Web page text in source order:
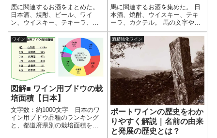
鹿に関連するお酒をまとめた。
日本酒、焼酎、ビール、ワイ
ン、ウイスキー、テキーラ、リ
キュール。 鹿を名前やラベルに
使っている銘柄はとても多い。
凛々しく、神秘性を感じるその
姿に見とれて飲むお酒は格別で
あろう。
馬に関連するお酒を集めた。 日
本酒、焼酎、ウイスキー、テキ
ーラ、カクテル。 馬の文字や描
かれたイラストを眺めながら、
馬とお酒の関係に想いを巡らせ
るのも楽しいだろう。馬好きに
はたまらない時間を過ごそう。
ワイン
図解■ ワイン用ブドウの栽
培面積【日本】
文字数：約1000文字 日本のワ
イン用ブドウ品種のランキング
と、都道府県別の栽培面積をま
酒精強化ワイン
ポートワインの歴史をわか
りやすく解説｜名前の由来
と発展の歴史とは？